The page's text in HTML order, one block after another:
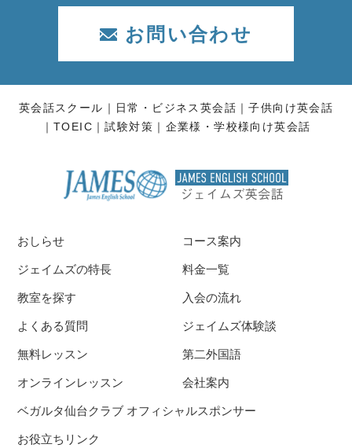
お問い合わせ
英会話スクール 日常・ビジネス英会話
子供向け英会話
TOEIC
試験対策 企業様・学校様向け英会話
おしらせ
ジェイムズの特長
教室を探す
コース案内
料金一覧
入会の流れ
よくある質問
無料レッスン
オンラインレッスン
ジェイムズ体験談
第二外国語
会社案内
ベガルタ仙台クラブ オフィシャルスポンサー
お役立ちリンク